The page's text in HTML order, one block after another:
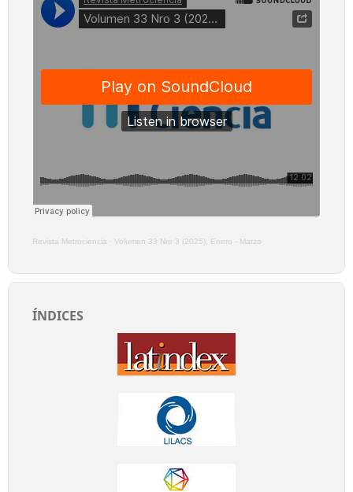
Revista Metrociencia · Volumen 33 Nro 3 (2025), Enero - Marzo
ÍNDICES